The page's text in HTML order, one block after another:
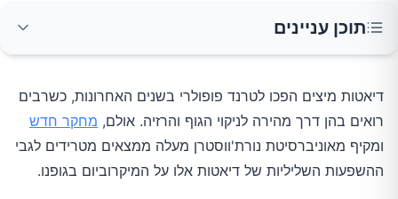
תוכן עניינים
המחקר ומתודולוגיה
השפעות על בריאות המעיים
דיאטות מיצים הפכו לטרנד פופולרי בשנים האחרונות, כשרבים
רואים בהן דרך מהירה לניקוי הגוף והרזיה. אולם, מחקר חדש
ומקיף מאוניברסיטת נורת'ווסטרן מעלה ממצאים מטרידים לגבי
ההשפעות השליליות של דיאטות אלו על המיקרוביום בגופנו.